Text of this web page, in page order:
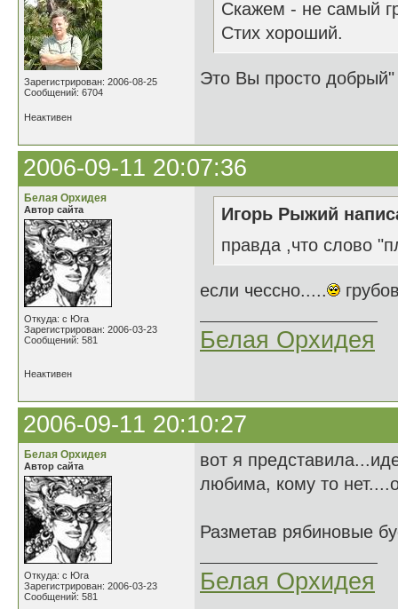
Зарегистрирован: 2006-08-25
Сообщений: 6704
Cкажем - не самый
Стих хороший.
Это Вы просто
Неактивен
2006-09-11 20:07:36
Белая Орхидея
Автор сайта
Откуда: с Юга
Зарегистрирован: 2006-03-23
Сообщений: 581
Игорь Рыжий
правда ,что слово
если чессно.....
Белая Орхидея
Неактивен
2006-09-11 20:10:27
Белая Орхидея
Автор сайта
Откуда: с Юга
Зарегистрирован: 2006-03-23
Сообщений: 581
вот я
любима, кому то
Разметав рябиновые
Белая Орхидея